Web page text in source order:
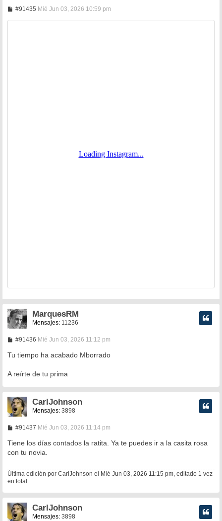
#91435M
n
Mié Jun 03, 2026 10:59 pm
MarquesRM
Mensajes: 11236
#91436M
n
j
Mié Jun 03, 2026 11:12 pm
Tu tiempo ha acabado Mborrado
A reírte de tu prima
CarlJohnson
Mensajes: 3898
#91437M
n
a
e
Mié Jun 03, 2026 11:14 pm
Tiene los días contados la ratita. Ya te puedes ir a la casita rosa
con tu novia.
Última edición por CarlJohnson el Mié Jun 03, 2026 11:15 pm, editado 1 vez
en total.
CarlJohnson
Mensajes: 3898